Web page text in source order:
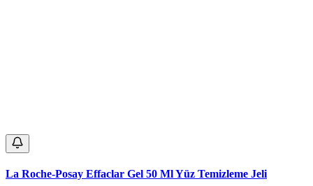
La Roche-Posay Effaclar Gel 50 Ml Yüz Temizleme Jeli